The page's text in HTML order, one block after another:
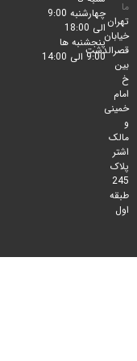
چهارشنبه 9:00
الی 18:00
پنجشنبه ها
9:00 الی 14:00